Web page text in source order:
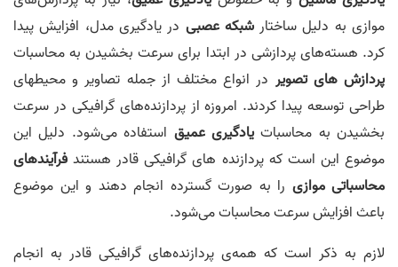
موازی به دلیل ساختارشبکه عصبی در یادگیری مدل، افزایش پیدا
کرد. هسته‌های پردازشی در ابتدا برای سرعت بخشیدن به محاسبات
پردازش های تصویر در انواع مختلف از جمله تصاویر و محیطهای
طراحی توسعه پیدا کردند. امروزه از پردازنده‌های گرافیکی در سرعت
بخشیدن به محاسباتیادگیری عمیق استفاده می‌شود. دلیل این
موضوع این است که پردازنده های گرافیکی قادر هستند فرآیندهای
محاسباتی موازی را به صورت گسترده انجام دهند و این موضوع
باعث افزایش سرعت محاسبات می‌شود.
لازم به ذکر است که همه‌ی پردازنده‌های گرافیکی قادر به انجام